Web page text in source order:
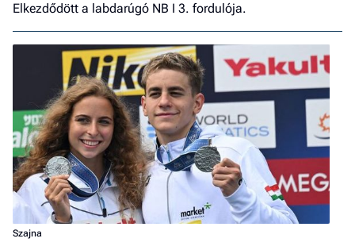
Elkezdődött a labdarúgó NB I 3. fordulója.
Szajna